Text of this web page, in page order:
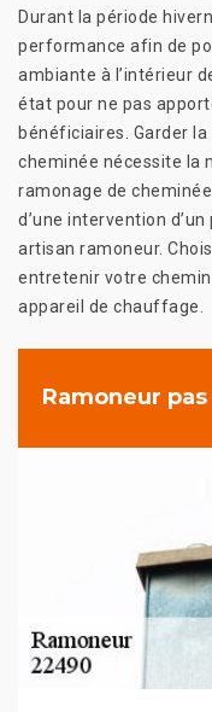
Durant la période
performance afin de
ambiante à l’intérieur
état pour ne pas
bénéficiaires. Garder
cheminée nécessite la
ramonage de
d’une intervention
artisan ramoneur.
entretenir votre
appareil de chauffage.
Ramoneur